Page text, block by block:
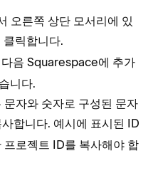
오른쪽 상단 모서리에 있
클릭합니다.
음 Squarespace에 추가
니다.
자와 숫자로 구성된 문자
사합니다. 예시에 표시된 ID
프로젝트 ID를 복사해야 합